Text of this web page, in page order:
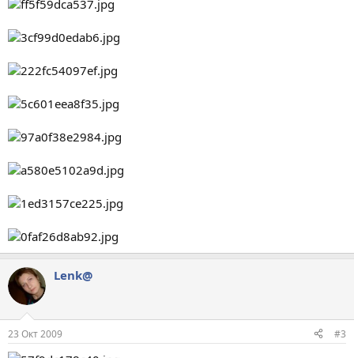
Lenk@
23 Окт 2009 #3